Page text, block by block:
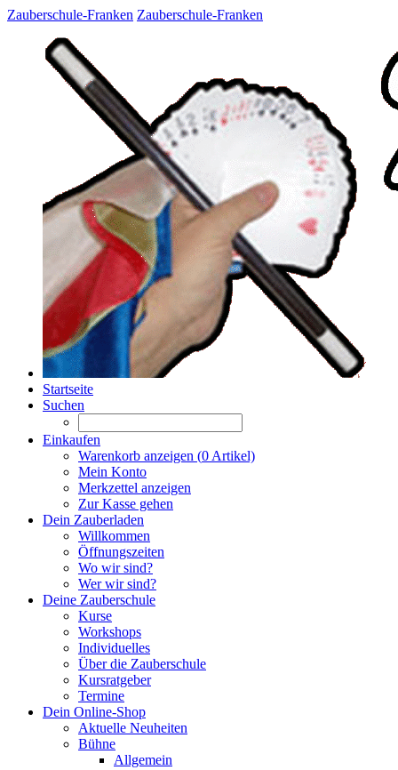
Zauberschule-Franken Zauberschule-Franken
Startseite
Suchen
Einkaufen
Warenkorb anzeigen (0 Artikel)
Mein Konto
Merkzettel anzeigen
Zur Kasse gehen
Dein Zauberladen
Willkommen
Öffnungszeiten
Wo wir sind?
Wer wir sind?
Deine Zauberschule
Kurse
Workshops
Individuelles
Über die Zauberschule
Kursratgeber
Termine
Dein Online-Shop
Aktuelle Neuheiten
Bühne
Allgemein